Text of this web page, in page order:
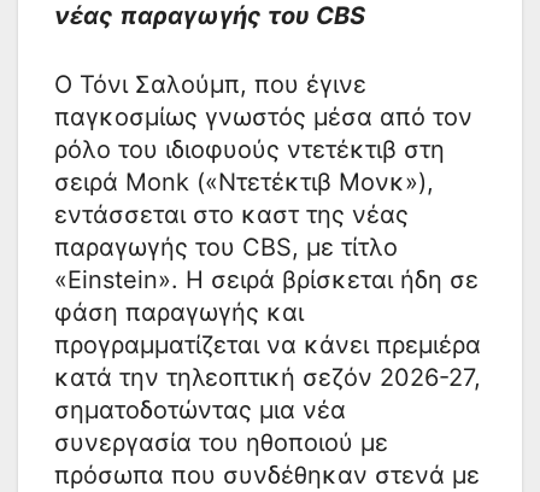
νέας παραγωγής του CBS
Ο Τόνι Σαλούμπ, που έγινε
παγκοσμίως γνωστός μέσα από τον
ρόλο του ιδιοφυούς ντετέκτιβ στη
σειρά Monk («Ντετέκτιβ Μονκ»),
εντάσσεται στο καστ της νέας
παραγωγής του CBS, με τίτλο
«Einstein». Η σειρά βρίσκεται ήδη σε
φάση παραγωγής και
προγραμματίζεται να κάνει πρεμιέρα
κατά την τηλεοπτική σεζόν 2026-27,
σηματοδοτώντας μια νέα
συνεργασία του ηθοποιού με
πρόσωπα που συνδέθηκαν στενά με